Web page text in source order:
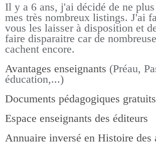
Il y a 6 ans, j'ai décidé de ne
mes très nombreux listings. J'ai
vous les laisser à disposition et
faire disparaitre car de
cachent encore.
Avantages enseignants (Préau,
éducation,...)
Documents pédagogiques gratuits
Espace enseignants des éditeurs
Annuaire inversé en Histoire des